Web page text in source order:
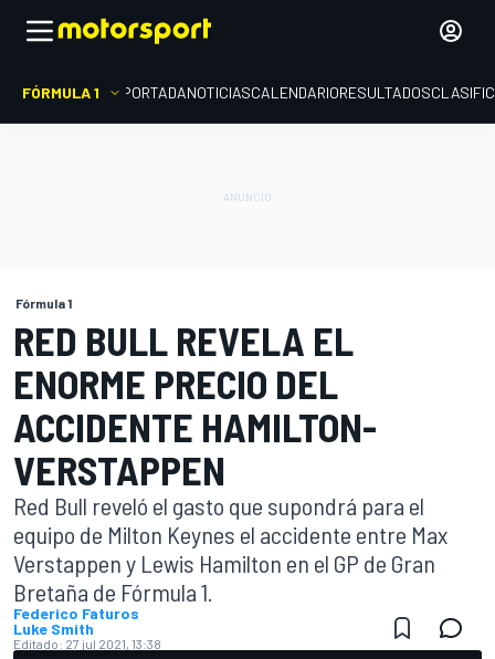
FÓRMULA 1 PORTADANOTICIASCALENDARIORESULTADOS
Fórmula 1
RED BULL REVELA EL
ENORME PRECIO DEL
ACCIDENTE HAMILTON-
VERSTAPPEN
Red Bull reveló el gasto que supondrá para el
equipo de Milton Keynes el accidente entre Max
Verstappen y Lewis Hamilton en el GP de Gran
Bretaña de Fórmula 1.
Federico Faturos
Luke Smith
Editado: 27 jul 2021, 13:38